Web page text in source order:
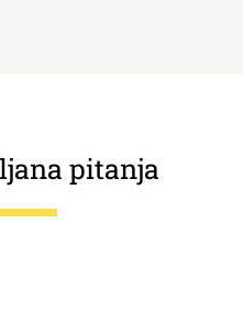
pitanja